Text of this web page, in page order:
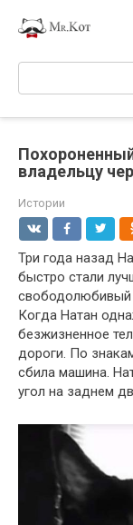
Поиск:
владельцу
Истории
Три года назад
быстро стали
свободолюбивый
Когда Натан
безжизненное
дороги. По
сбила машина.
угол на заднем